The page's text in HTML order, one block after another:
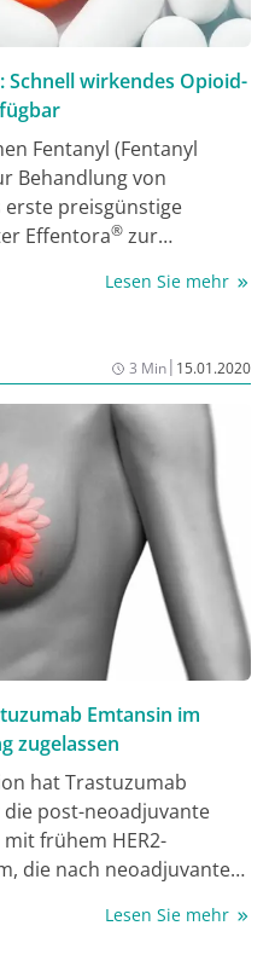
wirkendes Opioid-
Fentanyl (Fentanyl
Behandlung von
preisgünstige
Effentora® zur
zugelassen, die bereits
weiterhin an
Fentanyl Aristo®
100 μg und
4 und 28
400 μg, 600 μg und 800
28 verfügbar. Seit dem
mit
Lesen Sie mehr
3 Min| 15.01.2020
Emtansin im
zugelassen
hat Trastuzumab
die post-neoadjuvante
frühem HER2-
die nach neoadjuvanter
(pCR) erreichten,
Lesen Sie mehr